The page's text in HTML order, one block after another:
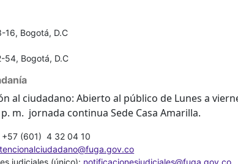
16, Bogotá, D.C
54, Bogotá, D.C
al ciudadano: Abierto al público de Lunes a
p. m. jornada continua Sede Casa Amarilla.
+57 (601) 4 32 04 10
judiciales (único): notificacionesjudiciales@fuga.gov.co